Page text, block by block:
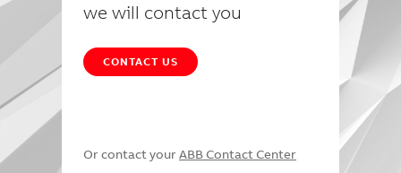
we will contact you
CONTACT US
Or contact your ABB Contact Center